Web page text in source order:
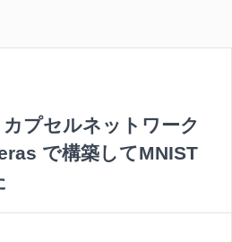
プセルネットワーク
で構築してMNIST